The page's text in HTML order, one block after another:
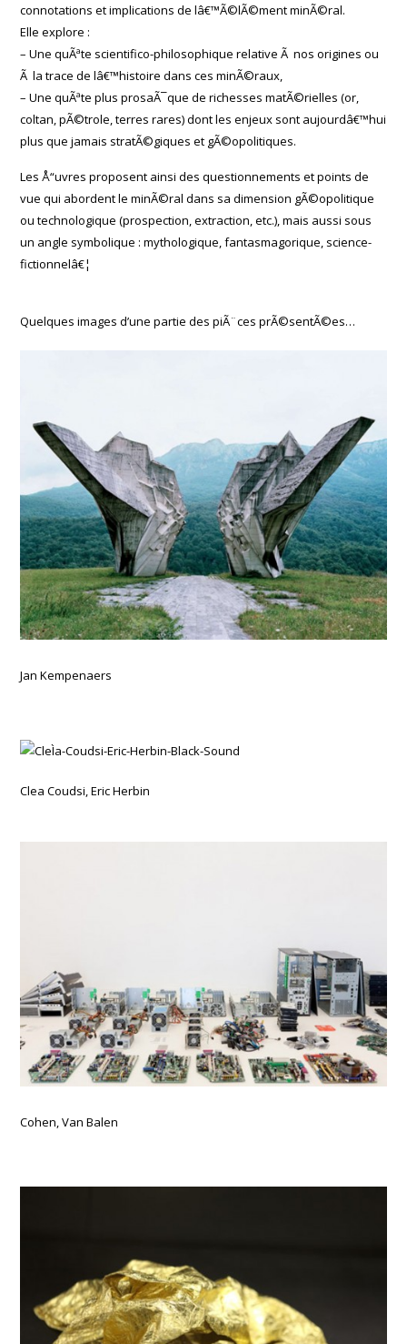
connotations et implications de lâ€™Ã©lÃ©ment minÃ©ral.
Elle explore :
– Une quÃªte scientifico-philosophique relative Ã nos origines ou
Ã la trace de lâ€™histoire dans ces minÃ©raux,
– Une quÃªte plus prosaÃ¯que de richesses matÃ©rielles (or,
coltan, pÃ©trole, terres rares) dont les enjeux sont aujourdâ€™hui
plus que jamais stratÃ©giques et gÃ©opolitiques.
Les Å“uvres proposent ainsi des questionnements et points de
vue qui abordent le minÃ©ral dans sa dimension gÃ©opolitique
ou technologique (prospection, extraction, etc.), mais aussi sous
un angle symbolique : mythologique, fantasmagorique, science-
fictionnelâ€¦
Quelques images d’une partie des piÃ¨ces prÃ©sentÃ©es…
Jan Kempenaers
Clea Coudsi, Eric Herbin
Cohen, Van Balen